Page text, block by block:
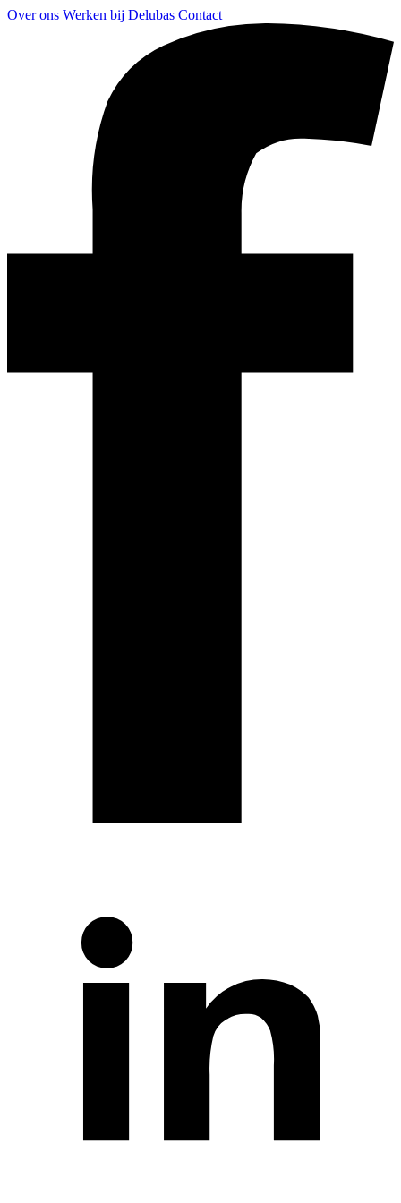
Over ons Werken bij Delubas Contact